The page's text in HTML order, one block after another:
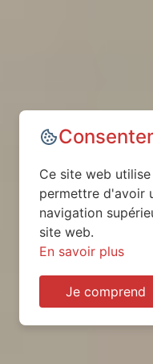
Ce site web
permettre d'avoir
navigation
site web.
En savoir plus
Je comprend